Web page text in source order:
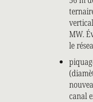
MW.
le
canal